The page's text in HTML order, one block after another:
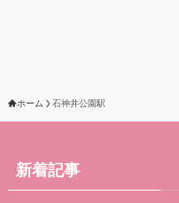
ホーム 石神井公園駅
新着記事